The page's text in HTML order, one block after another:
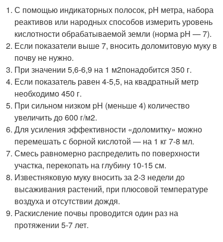
С помощью индикаторных полосок, pH метра, набора
реактивов или народных способов измерить уровень
кислотности обрабатываемой земли (норма pH — 7).
Если показатели выше 7, вносить доломитовую муку в
почву не нужно.
При значении 5,6-6,9 на 1 м2понадобится 350 г.
Если показатель равен 4-5,5, на квадратный метр
необходимо 450 г.
При сильном низком pH (меньше 4) количество
увеличить до 600 г/м2.
Для усиления эффективности «доломитку» можно
перемешать с борной кислотой — на 1 кг 7-8 мл.
Смесь равномерно распределить по поверхности
участка, перекопать на глубину 10-15 см.
Известняковую муку вносить за 2-3 недели до
высаживания растений, при плюсовой температуре
воздуха и отсутствии дождя.
Раскисление почвы проводится один раз на
протяжении 5-7 лет.